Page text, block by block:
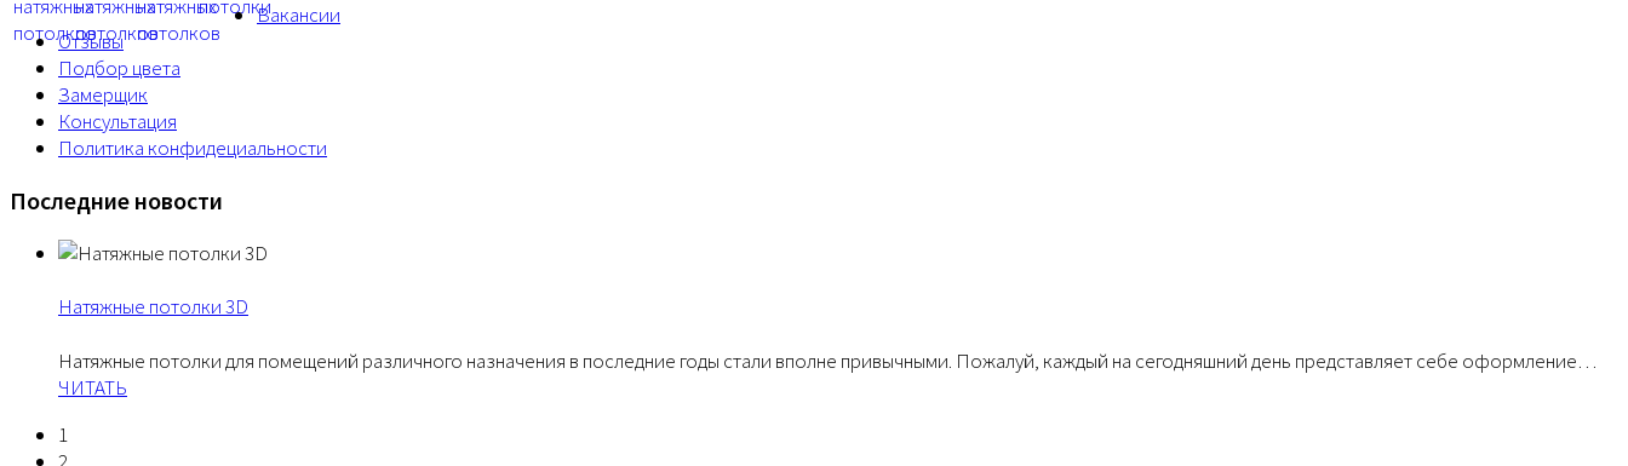
Вакансии
Отзывы
Подбор цвета
Замерщик
Консультация
Политика конфидециальности
Последние новости
Натяжные потолки 3D
Натяжные потолки для помещений различного назначения в последние годы стали вполне привычными. Пожалуй, каждый на сегодняшний день представляет себе оформление…
ЧИТАТЬ
1